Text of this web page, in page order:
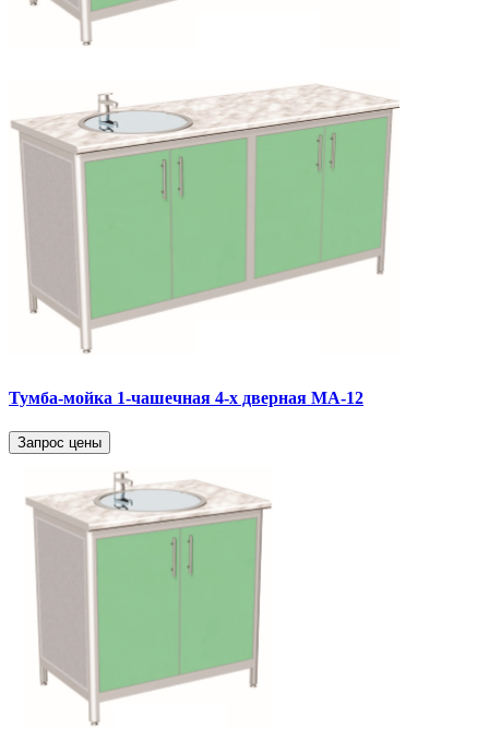
Тумба-мойка 1-чашечная 4-х дверная МА-12
Запрос цены